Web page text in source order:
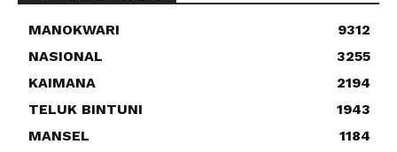
MANOKWARI
9312
NASIONAL
3255
KAIMANA
2194
TELUK BINTUNI
1943
MANSEL
1184